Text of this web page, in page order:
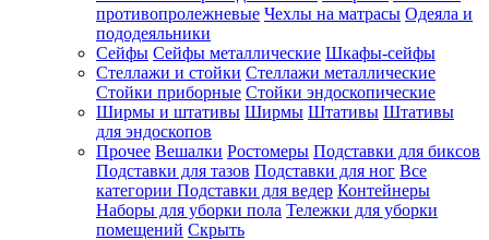
противопролежневые Чехлы на матрасы Одеяла и
пододеяльники
Сейфы Сейфы металлические Шкафы-сейфы
Стеллажи и стойки Стеллажи металлические
Стойки приборные Стойки эндоскопические
Ширмы и штативы Ширмы Штативы Штативы
для эндоскопов
Прочее Вешалки Ростомеры Подставки для биксов
Подставки для тазов Подставки для ног Все
категории Подставки для ведер Контейнеры
Наборы для уборки пола Тележки для уборки
помещений Скрыть